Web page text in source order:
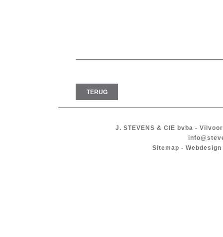
TERUG
J. STEVENS & CIE bvba -
Sitemap -